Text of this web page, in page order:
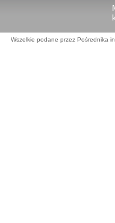
Wszelkie podane przez Pośrednika